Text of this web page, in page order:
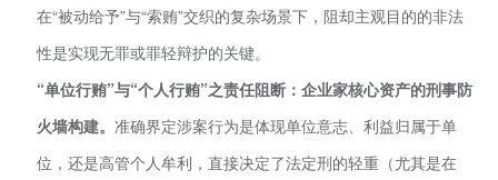
在“被动给予”与“索贿”交织的复杂场景下，阻却主观目的的非法
性是实现无罪或罪轻辩护的关键。
“单位行贿”与“个人行贿”之责任阻断：企业家核心资产的刑事防
火墙构建。 准确界定涉案行为是体现单位意志、利益归属于单
位，还是高管个人牟利，直接决定了法定刑的轻重（尤其是在